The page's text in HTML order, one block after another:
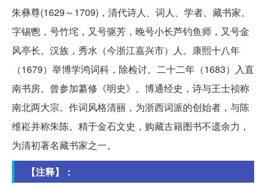
朱彝尊(1629～1709)，清代诗人、词人、学者、藏书家。
字锡鬯，号竹垞，又号驱芳，晚号小长芦钓鱼师，又号金
风亭长。汉族，秀水（今浙江嘉兴市）人。康熙十八年
（1679）举博学鸿词科，除检讨。二十二年（1683）入直
南书房。曾参加纂修《明史》。博通经史，诗与王士祯称
南北两大宗。作词风格清丽，为浙西词派的创始者，与陈
维崧并称朱陈。精于金石文史，购藏古籍图书不遗余力，
为清初著名藏书家之一。
【注释】：